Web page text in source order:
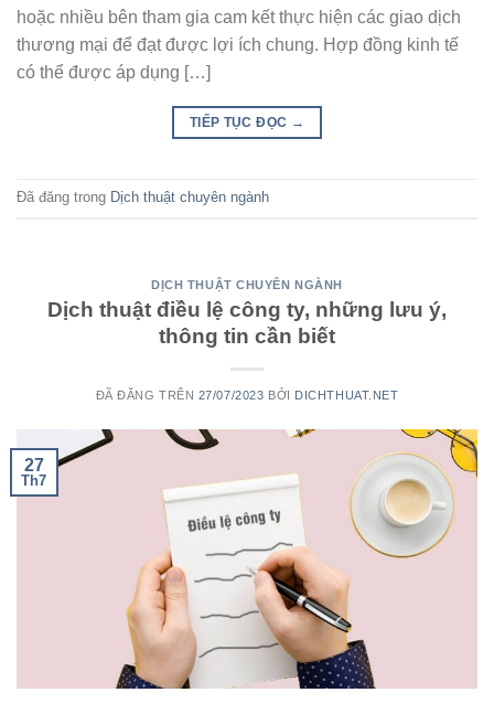
hoặc nhiều bên tham gia cam kết thực hiện các giao dịch
thương mại để đạt được lợi ích chung. Hợp đồng kinh tế
có thể được áp dụng […]
TIẾP TỤC ĐỌC →
Đã đăng trong Dịch thuật chuyên ngành
DỊCH THUẬT CHUYÊN NGÀNH
Dịch thuật điều lệ công ty, những lưu ý,
thông tin cần biết
ĐÃ ĐĂNG TRÊN 27/07/2023 BỞI DICHTHUAT.NET
27
Th7